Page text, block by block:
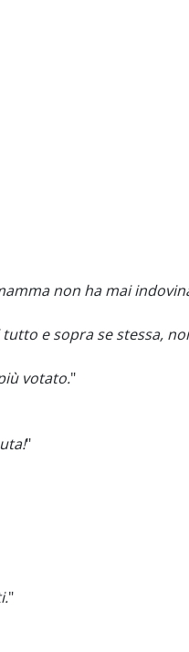
non ha mai
e sopra se stessa,
votato."
"
"